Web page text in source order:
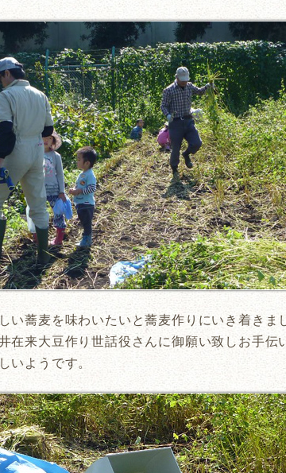
い蕎麦を味わいたいと蕎麦作りにいき着きま
在来大豆作り世話役さんに御願い致しお手
いようです。